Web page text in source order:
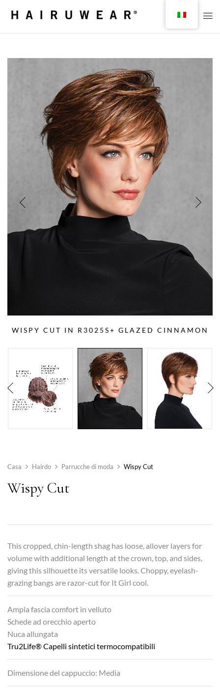
WISPY CUT IN R3025S+ GLAZED CINNAMON
Casa Hairdo Parrucche di moda Wispy Cut
Wispy Cut
This cropped, chin-length shag has loose, allover layers for
volume with additional length at the crown, top, and sides,
giving this silhouette its versatile looks. Choppy, eyelash-
grazing bangs are razor-cut for It Girl cool.
Ampia fascia comfort in velluto
Schede ad orecchio aperto
Nuca allungata
Tru2Life® Capelli sintetici termocompatibili
Dimensione del cappuccio: Media